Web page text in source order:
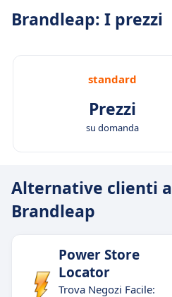
Brandleap: I prezzi
standard
Prezzi
su domanda
Alternative clienti a
Brandleap
Power Store
Locator
Trova Negozi Facile: